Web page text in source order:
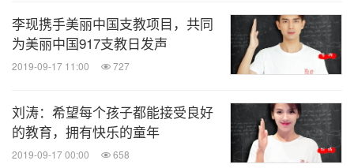
李现携手美丽中国支教项目，共同
为美丽中国917支教日发声
2019-09-17 11:00 727
刘涛：希望每个孩子都能接受良好
的教育，拥有快乐的童年
2019-09-17 00:00 658